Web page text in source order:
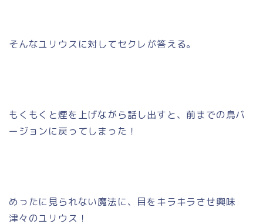
そんなユリウスに対してセクレが答える。
もくもくと煙を上げながら話し出すと、前までの鳥バ
ージョンに戻ってしまった！
めったに見られない魔法に、目をキラキラさせ興味
津々のユリウス！